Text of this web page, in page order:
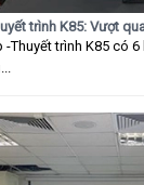
trình K85: Vượt
-Thuyết trình K85 có